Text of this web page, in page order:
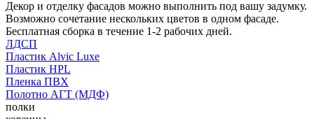
Декор и отделку фасадов можно выполнить под вашу задумку.
Возможно сочетание нескольких цветов в одном фасаде.
Бесплатная сборка в течение 1-2 рабочих дней.
ЛДСП
Пластик Alvic Luxe
Пластик HPL
Пленка ПВХ
Полотно АГТ (МДФ)
полки